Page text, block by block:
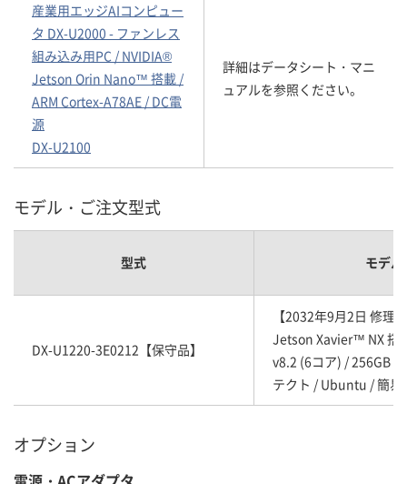
産業用エッジAIコンピュー
タ DX-U2000 - ファンレス
組み込み用PC / NVIDIA®
Jetson Orin Nano™ 搭載 /
ARM Cortex-A78AE / DC電
源
DX-U2100
詳細はデータシート・マニ
ュアルを参照ください。
モデル・ご注文型式
型式 モデル
DX-U1220-3E0212【保守品】
【2032年9月2日 修理
Jetson Xavier™ NX 搭
v8.2 (6コア) / 256GB
テクト / Ubuntu / 簡易
オプション